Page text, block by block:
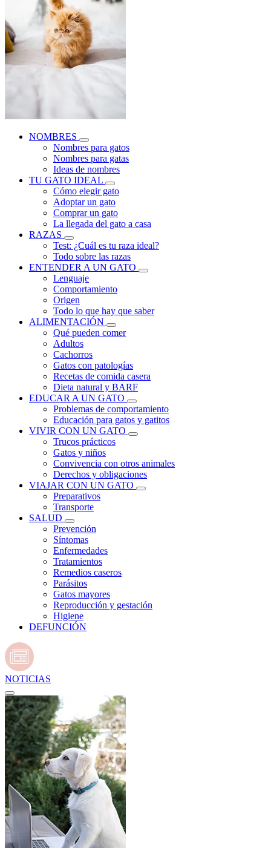
NOMBRES
Nombres para gatos
Nombres para gatas
Ideas de nombres
TU GATO IDEAL
Cómo elegir gato
Adoptar un gato
Comprar un gato
La llegada del gato a casa
RAZAS
Test: ¿Cuál es tu raza ideal?
Todo sobre las razas
ENTENDER A UN GATO
Lenguaje
Comportamiento
Origen
Todo lo que hay que saber
ALIMENTACIÓN
Qué pueden comer
Adultos
Cachorros
Gatos con patologías
Recetas de comida casera
Dieta natural y BARF
EDUCAR A UN GATO
Problemas de comportamiento
Educación para gatos y gatitos
VIVIR CON UN GATO
Trucos prácticos
Gatos y niños
Convivencia con otros animales
Derechos y obligaciones
VIAJAR CON UN GATO
Preparativos
Transporte
SALUD
Prevención
Síntomas
Enfermedades
Tratamientos
Remedios caseros
Parásitos
Gatos mayores
Reproducción y gestación
Higiene
DEFUNCIÓN
NOTICIAS